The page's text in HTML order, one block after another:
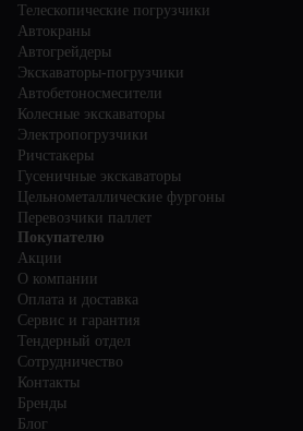
Телескопические погрузчики
Автокраны
Автогрейдеры
Экскаваторы-погрузчики
Автобетоносмесители
Колесные экскаваторы
Электропогрузчики
Ричстакеры
Гусеничные экскаваторы
Цельнометаллические фургоны
Перевозчики паллет
Покупателю
Акции
О компании
Оплата и доставка
Сервис и гарантия
Тендерный отдел
Сотрудничество
Контакты
Бренды
Блог